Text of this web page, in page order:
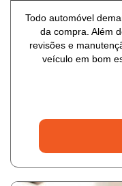
Todo automóvel
da compra. Além
revisões e
veículo em bom